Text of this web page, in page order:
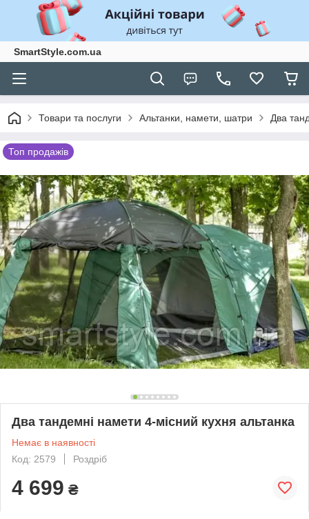
SmartStyle.com.ua
Товари та послуги Альтанки, намети, шатри Два
Топ продажів
Два тандемні намети 4-місний кухня альтанка
Немає в наявності
Код: 2579
Роздріб
4 699 ₴